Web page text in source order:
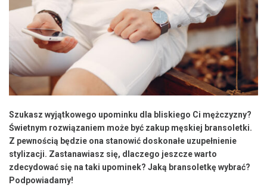
Szukasz wyjątkowego upominku dla bliskiego Ci mężczyzny?
Świetnym rozwiązaniem może być zakup męskiej bransoletki.
Z pewnością będzie ona stanowić doskonałe uzupełnienie
stylizacji. Zastanawiasz się, dlaczego jeszcze warto
zdecydować się na taki upominek? Jaką bransoletkę wybrać?
Podpowiadamy!